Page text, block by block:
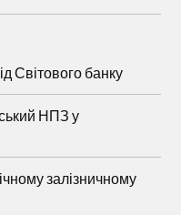
Світового банку
НПЗ у
залізничному